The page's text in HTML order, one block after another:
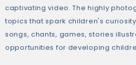
captivating video. The highly
topics that spark children's
songs, chants, games, stories
opportunities for developing